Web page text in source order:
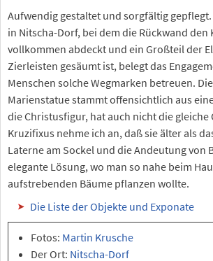
Aufwendig gestaltet und sorgfältig
in Nitscha-Dorf, bei dem die Rückwand den
vollkommen abdeckt und ein Großteil der
Zierleisten gesäumt ist, belegt das
Menschen solche Wegmarken betreuen.
Marienstatue stammt offensichtlich aus
die Christusfigur, hat auch nicht die gleiche
Kruzifixus nehme ich an, daß sie älter als
Laterne am Sockel und die Andeutung von
elegante Lösung, wo man so nahe beim
aufstrebenden Bäume pflanzen wollte.
Die Liste der Objekte und Exponate
Fotos: Martin Krusche
Der Ort: Nitscha-Dorf